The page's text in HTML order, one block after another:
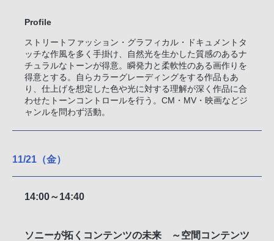
Profile
ストリートファッション・グラフィカル・ドキュメントタ
ッチな作風を多く手掛け、自然光を生かした質感のあるナ
チュラルなトーンが得意。瞬発力と柔軟性のある画作りを
得意とする。自らカラーグレーディングをする作品もあ
り、仕上げを想定した色や光に対する理解が深く作品に合
わせたトーンコントロールを行う。CM・MV・映画などジ
ャンルを問わず活動。
11/21（金）
14:00～14:40
ソニーが拓くコンテンツの未来 ～空間コンテンツ